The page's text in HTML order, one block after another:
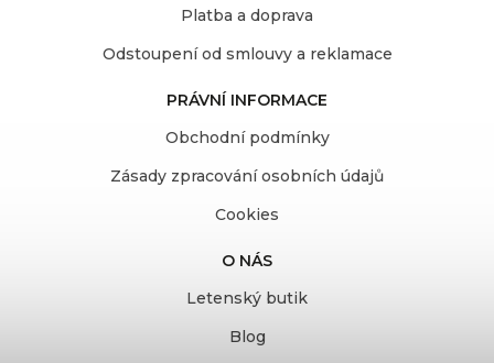
Platba a doprava
Odstoupení od smlouvy a reklamace
PRÁVNÍ INFORMACE
Obchodní podmínky
Zásady zpracování osobních údajů
Cookies
O NÁS
Letenský butik
Blog